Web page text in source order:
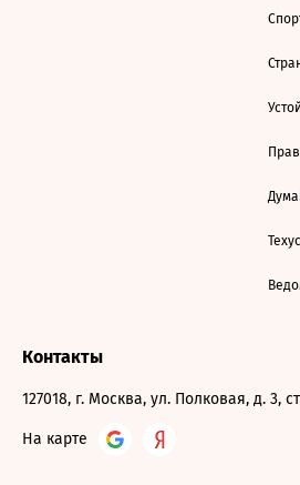
Контакты
127018, г. Москва, ул. Полковая, д. 3,
На карте